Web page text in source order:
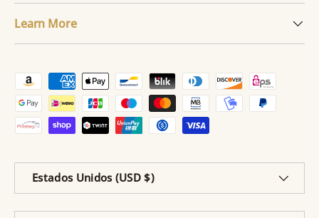
Learn More
Formas de pago aceptadas
País/Región
Estados Unidos (USD $)